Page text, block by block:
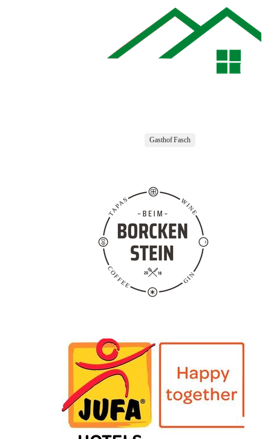
Gasthof Fasch